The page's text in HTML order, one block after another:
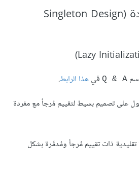
نمط تصميم المفردة (Singleton Design
‎Q & A‎ فيهذا الرابط.
على تصميم بسيط لتقييم مُرجأ مع مفردة
تقليدية ذات تقييم مُرجأ ومُدمَّرة بشكل